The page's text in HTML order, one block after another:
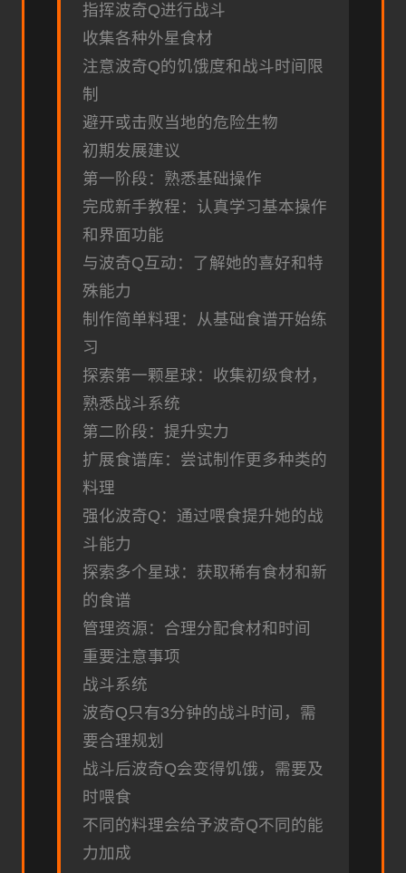
指挥波奇Q进行战斗
收集各种外星食材
注意波奇Q的饥饿度和战斗时间限
制
避开或击败当地的危险生物
初期发展建议
第一阶段：熟悉基础操作
完成新手教程：认真学习基本操作
和界面功能
与波奇Q互动：了解她的喜好和特
殊能力
制作简单料理：从基础食谱开始练
习
探索第一颗星球：收集初级食材，
熟悉战斗系统
第二阶段：提升实力
扩展食谱库：尝试制作更多种类的
料理
强化波奇Q：通过喂食提升她的战
斗能力
探索多个星球：获取稀有食材和新
的食谱
管理资源：合理分配食材和时间
重要注意事项
战斗系统
波奇Q只有3分钟的战斗时间，需
要合理规划
战斗后波奇Q会变得饥饿，需要及
时喂食
不同的料理会给予波奇Q不同的能
力加成